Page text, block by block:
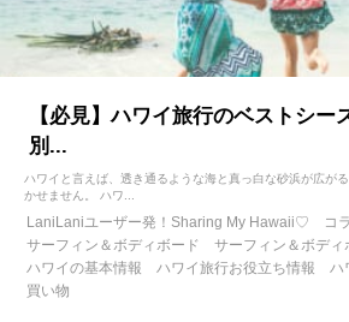
【必見】ハワイ旅行のベストシー
別...
ハワイと言えば、透き通るような海と真っ白な砂浜が広が
かせません。 ハワ...
LaniLaniユーザー発！Sharing My Hawaii♡ コ
サーフィン＆ボディボード
サーフィン＆ボディ
ハワイの基本情報
ハワイ旅行お役立ち情報 ハ
買い物